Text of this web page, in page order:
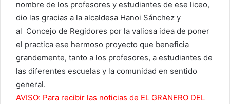
nombre de los profesores y estudiantes de ese liceo,
dio las gracias a la alcaldesa Hanoi Sánchez y
al Concejo de Regidores por la valiosa idea de poner
el practica ese hermoso proyecto que beneficia
grandemente, tanto a los profesores, a estudiantes de
las diferentes escuelas y la comunidad en sentido
general.
AVISO: Para recibir las noticias de EL GRANERO DEL